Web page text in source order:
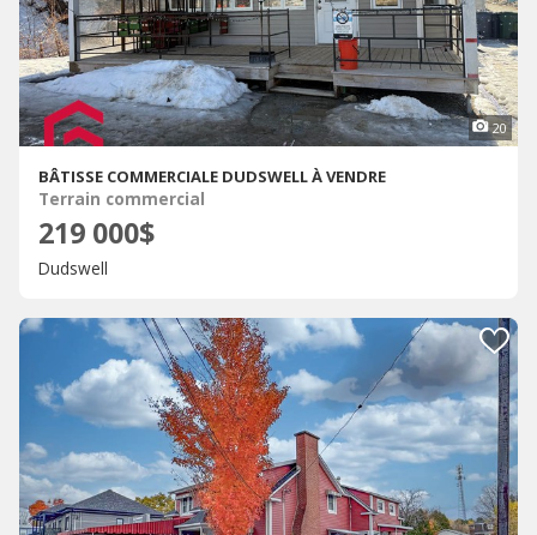
20
BÂTISSE COMMERCIALE DUDSWELL À VENDRE
Terrain commercial
219 000$
Dudswell